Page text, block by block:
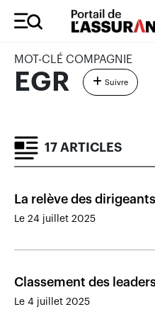
MOT-CLÉ COMPAGNIE
EGR Suivre
17 ARTICLES
La relève des
cabinet EgR est
Le 24 juillet 2025
Classement des
distribution
Le 4 juillet 2025